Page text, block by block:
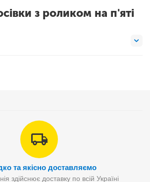
з роликом на п'яті
та якісно доставляємо
здійснює доставку по всій Україні